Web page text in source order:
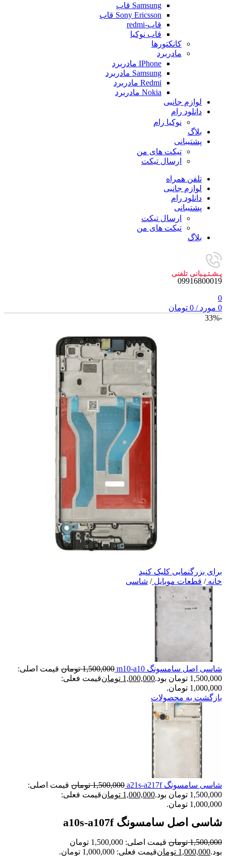
Samsung قاب
Sony Ericsson قاب
قاب-redmi
قاب نوکیا
کانکتورها
مادربرد
IPhone مادربرد
Samsung مادربرد
Redmi مادربرد
Nokia مادربرد
لوازم جانبی
دانلود رام
نوکیا رام
بلاگ
پشتیبانی
تیکت های من
ارسال تیکت
تلفن همراه
لوازم جانبی
دانلود رام
پشتیبانی
ارسال تیکت
تیکت های من
بلاگ
پـشـتـیـبانی تلفنی
09916800019
0
0 مورد /
0 تومان
-33%
برای بزرگنمایی کلیک کنید
خانه/ قطعات موبایل/ شاسی
شاسی اصل سامسونگ m10-a10 1,500,000 تومان قیمت اصلی:
1,500,000 تومان بود.
1,000,000 تومانقیمت فعلی:
1,000,000 تومان.
بازگشت به محصولات
شاسی سامسونگ a21s-a217f 1,500,000 تومان قیمت اصلی:
1,500,000 تومان بود.
1,000,000 تومانقیمت فعلی:
1,000,000 تومان.
شاسی اصل سامسونگ a10s-a107f
1,500,000 تومان
قیمت اصلی: 1,500,000 تومان
بود.1,000,000 تومانقیمت فعلی: 1,000,000 تومان.